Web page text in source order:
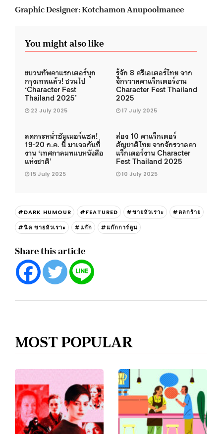
Graphic Designer: Kotchamon Anupoolmanee
You might also like
ขบวนทัพคาแรกเตอร์บุก
กรุงเทพแล้ว! ชวนไป
‘Character Fest
Thailand 2025’
22 July 2025
รู้จัก 8 ครีเอเตอร์ไทย จาก
จักรวาลคาแร็กเตอร์งาน
Character Fest Thailand
2025
17 July 2025
ลดกระหน่ำซัมเมอร์แซล!
19-20 ก.ค. นี้ มาเจอกันที่
งาน ‘เทศกาลมหแบหนังสือ
แห่งชาติ’
15 July 2025
ส่อง 10 คาแร็กเตอร์
สัญชาติไทย จากจักรวาลคา
แร็กเตอร์งาน Character
Fest Thailand 2025
10 July 2025
#DARK HUMOUR #FEATURED #ขายหัวเราะ
#ตลกร้าย
#นิค ขายหัวเราะ
#แก๊ก #แก๊กการ์ตูน
Share this article
MOST POPULAR